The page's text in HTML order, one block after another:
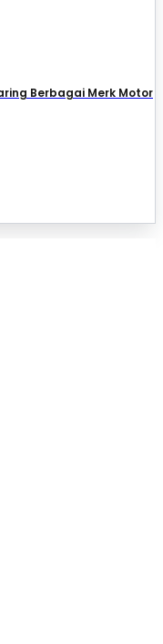
Berbagai Merk Motor